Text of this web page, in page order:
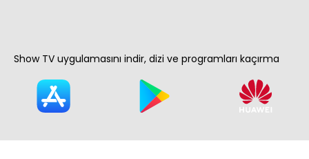
Show TV uygulamasını indir, dizi ve programları kaçırma